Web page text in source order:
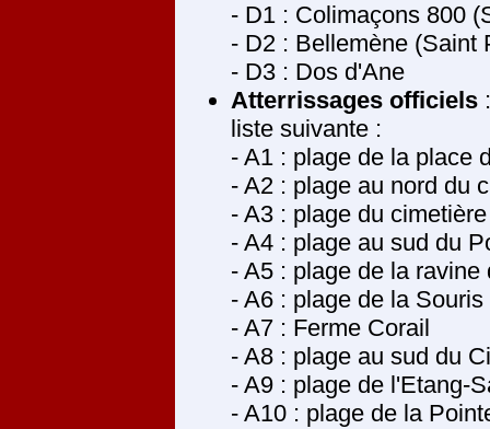
- D1 : Colimaçons 800
- D2 : Bellemène (Saint
- D3 : Dos d'Ane
Atterrissages officiels
liste suivante :
- A1 : plage de la place
- A2 : plage au nord du
- A3 : plage du
- A4 : plage au sud du
- A5 : plage de la ravine
- A6 : plage de la
- A7 : Ferme Corail
- A8 : plage au sud du
- A9 : plage de l'Etang-
- A10 : plage de la